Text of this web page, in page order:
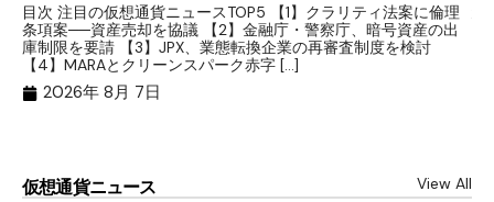
目次 注目の仮想通貨ニュースTOP5 【1】クラリティ法案に倫理
条項案──資産売却を協議 【2】金融庁・警察庁、暗号資産の出
庫制限を要請 【3】JPX、業態転換企業の再審査制度を検討
【4】MARAとクリーンスパーク赤字 […]
2026年 8月 7日
仮想通貨ニュース View All